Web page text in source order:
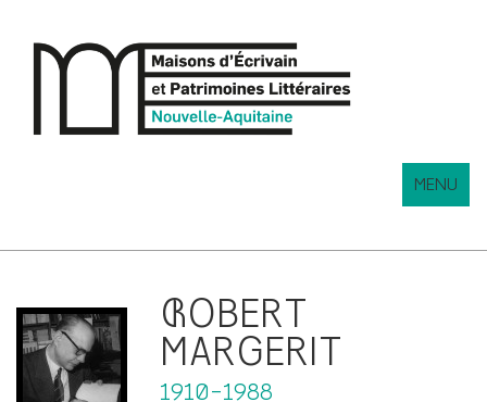
MENU
ROBERT
MARGERIT
1910-1988